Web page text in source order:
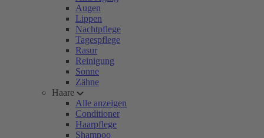
Augen
Lippen
Nachtpflege
Tagespflege
Rasur
Reinigung
Sonne
Zähne
Haare
Alle anzeigen
Conditioner
Haarpflege
Shampoo